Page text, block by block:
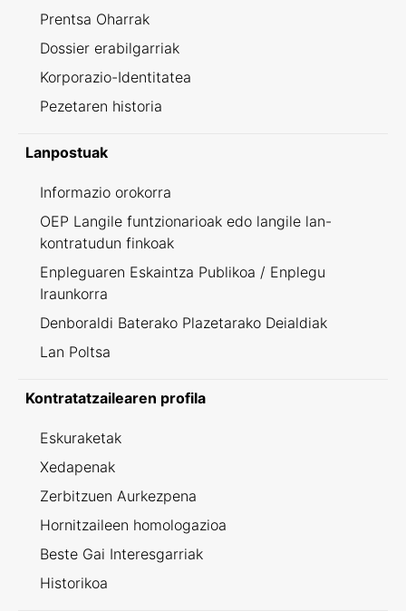
Prentsa Oharrak
Dossier erabilgarriak
Korporazio-Identitatea
Pezetaren historia
Lanpostuak
Informazio orokorra
OEP Langile funtzionarioak edo langile lan-
kontratudun finkoak
Enpleguaren Eskaintza Publikoa / Enplegu
Iraunkorra
Denboraldi Baterako Plazetarako Deialdiak
Lan Poltsa
Kontratatzailearen profila
Eskuraketak
Xedapenak
Zerbitzuen Aurkezpena
Hornitzaileen homologazioa
Beste Gai Interesgarriak
Historikoa